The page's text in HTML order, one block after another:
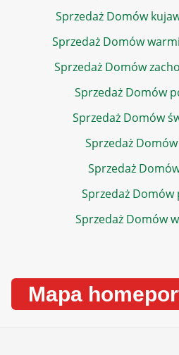
Sprzedaż Domów
Sprzedaż Domów
Sprzedaż Domów
Sprzedaż Domów
Sprzedaż Domów
Sprzedaż
Sprzedaż
Sprzedaż
Sprzedaż Domów
Mapa